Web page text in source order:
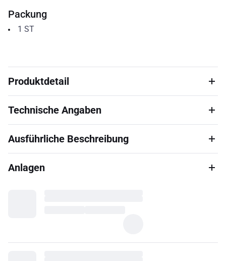
Packung
1 ST
Produktdetail
Technische Angaben
Ausführliche Beschreibung
Anlagen